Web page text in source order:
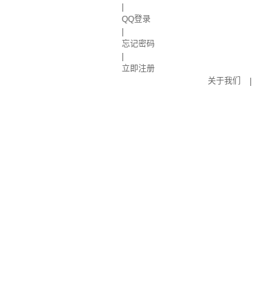
QQ登录
忘记密码
立即注册
关于我们